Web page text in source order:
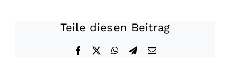
Teile diesen Beitrag
Facebook WhatsApp
Telegram
E-